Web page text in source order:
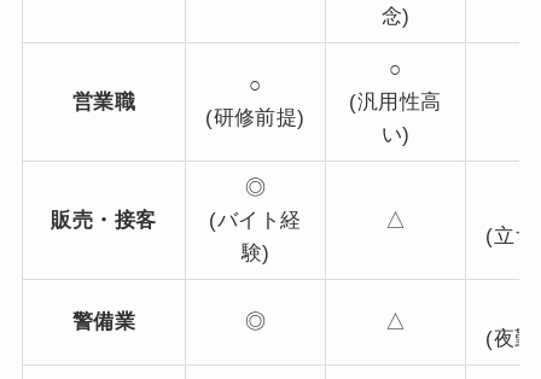
念)
営業職
○
(研修前提)
○
(汎用性高
い)
販売・接客
◎
(バイト経
験)
△
(立ち
警備業 ◎ △
(夜勤